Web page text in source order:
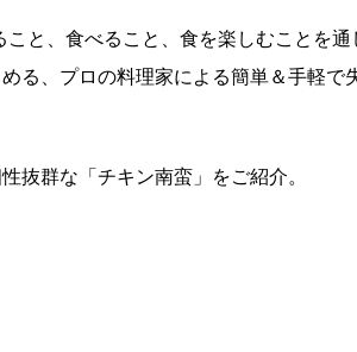
こと、食べること、食を楽しむことを
る、プロの料理家による簡単＆手軽で
抜群な「チキン南蛮」をご紹介。